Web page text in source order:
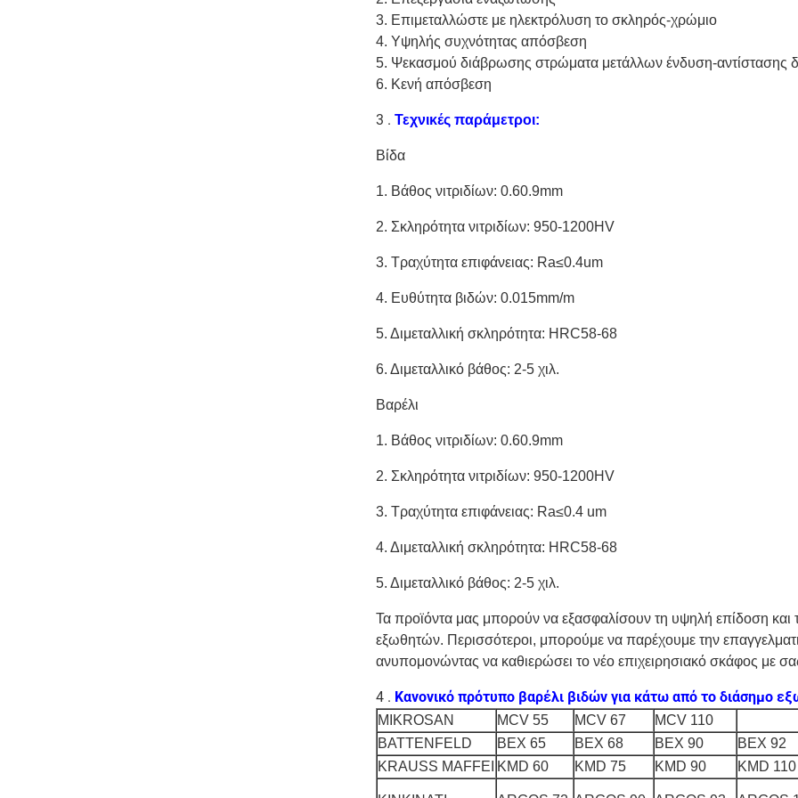
3. Επιμεταλλώστε με ηλεκτρόλυση το σκληρός-χρώμιο
4. Υψηλής συχνότητας απόσβεση
5. Ψεκασμού διάβρωσης στρώματα μετάλλων ένδυση-αντίστασης
6. Κενή απόσβεση
3 . Τεχνικές παράμετροι:
Βίδα
1. Βάθος νιτριδίων: 0.60.9mm
2. Σκληρότητα νιτριδίων: 950-1200HV
3. Τραχύτητα επιφάνειας: Ra≤0.4um
4. Ευθύτητα βιδών: 0.015mm/m
5. Διμεταλλική σκληρότητα: HRC58-68
6. Διμεταλλικό βάθος: 2-5 χιλ.
Βαρέλι
1. Βάθος νιτριδίων: 0.60.9mm
2. Σκληρότητα νιτριδίων: 950-1200HV
3. Τραχύτητα επιφάνειας: Ra≤0.4 um
4. Διμεταλλική σκληρότητα: HRC58-68
5. Διμεταλλικό βάθος: 2-5 χιλ.
Τα προϊόντα μας μπορούν να εξασφαλίσουν τη υψηλή επίδοση και
εξωθητών. Περισσότεροι, μπορούμε να παρέχουμε την
ανυπομονώντας να καθιερώσει το νέο επιχειρησιακό σκάφος με
4 . Κανονικό πρότυπο βαρέλι βιδών για κάτω από το διάσημο
MIKROSAN MCV 55 MCV 67
MCV 110
BATTENFELD
BEX 65 BEX 68 BEX 90 BEX 92
KRAUSS MAFFEI KMD 60 KMD 75 KMD 90 KMD 110